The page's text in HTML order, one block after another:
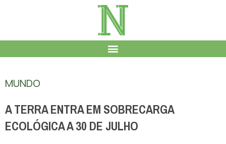
MUNDO
A TERRA ENTRA EM SOBRECARGA
ECOLÓGICA A 30 DE JULHO